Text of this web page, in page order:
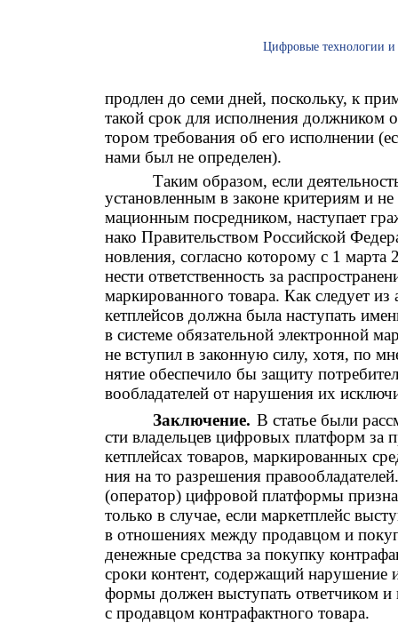
Цифровые технологии и
продлен до семи дней, поскольку, к
такой срок для исполнения должником
тором требования об его исполнении
нами был не определен).
Таким образом, если
установленным в законе критериям и
мационным посредником, наступает
нако Правительством Российской
новления, согласно которому с 1
нести ответственность за
маркированного товара. Как следует из
кетплейсов должна была наступать
в системе обязательной электронной
не вступил в законную силу, хотя, по
нятие обеспечило бы защиту
вообладателей от нарушения их
Заключение. В статье были
сти владельцев цифровых платформ за
кетплейсах товаров, маркированных
ния на то разрешения
(оператор) цифровой платформы
только в случае, если маркетплейс
в отношениях между продавцом и
денежные средства за покупку
сроки контент, содержащий нарушение
формы должен выступать ответчиком и
с продавцом контрафактного товара.